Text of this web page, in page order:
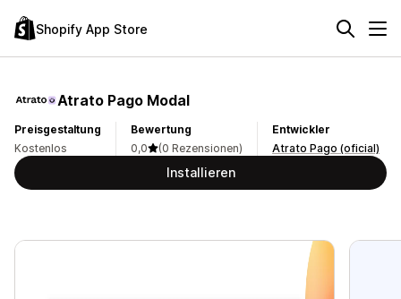
Shopify App Store
Atrato Pago Modal
Preisgestaltung
Kostenlos
Bewertung
0,0
(0 Rezensionen)
Entwickler
Atrato Pago (oficial)
Installieren